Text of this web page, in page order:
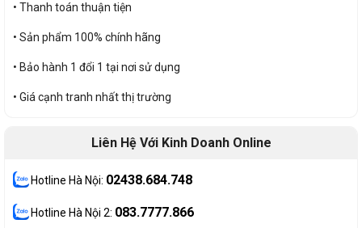
• Thanh toán thuận tiện
• Sản phẩm 100% chính hãng
• Bảo hành 1 đổi 1 tại nơi sử dụng
• Giá cạnh tranh nhất thị trường
Liên Hệ Với Kinh Doanh Online
Hotline Hà Nội: 02438.684.748
Hotline Hà Nội 2: 083.7777.866